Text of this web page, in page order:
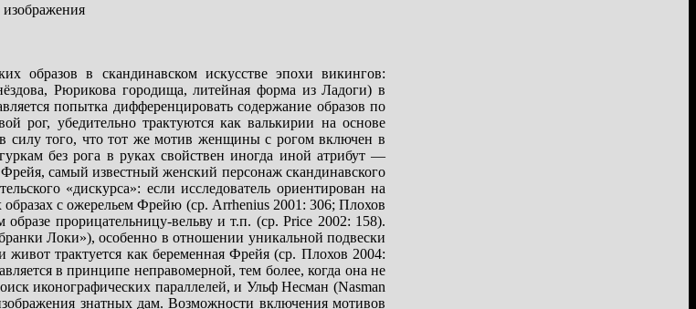
образов в скандинавском искусстве эпохи викингов:
Рюрикова городища, литейная форма из Ладоги) в
попытка дифференцировать содержание образов по
рог, убедительно трактуются как валькирии на основе
силу того, что тот же мотив женщины с рогом включен в
без рога в руках свойствен иногда иной атрибут —
самый известный женский персонаж скандинавского
«дискурса»: если исследователь ориентирован на
с ожерельем Фрейю (ср. Arrhenius 2001: 306; Плохов
прорицательницу-вельву и т.п. (ср. Price 2002: 158).
Локи»), особенно в отношении уникальной подвески
трактуется как беременная Фрейя (ср. Плохов 2004:
в принципе неправомерной, тем более, когда она не
иконографических параллелей, и Ульф Несман (Nasman
знатных дам. Возможности включения мотивов